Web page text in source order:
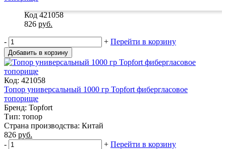
Код 421058
826 руб.
- + Перейти в корзину
Добавить в корзину
Код: 421058
Топор универсальный 1000 гр Topfort фибергласовое
топорище
Бренд: Topfort
Тип: топор
Страна производства: Китай
826 руб.
-
+ Перейти в корзину